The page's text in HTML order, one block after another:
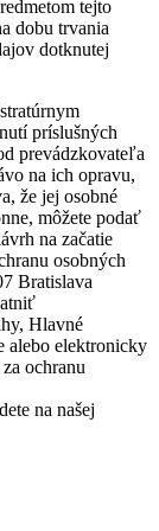
tejto
dobu trvania
dotknutej
príslušných
prevádzkovateľa
na ich opravu,
že jej osobné
môžete podať
na začatie
osobných
Bratislava
Hlavné
alebo elektronicky
ochranu
na našej